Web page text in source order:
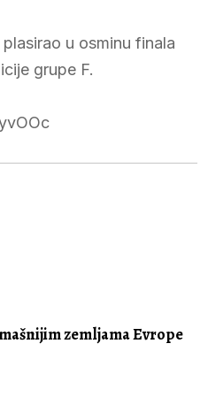
u osminu finala
grupe F.
zemljama Evrope